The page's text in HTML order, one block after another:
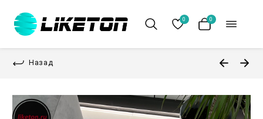
0 0
Назад